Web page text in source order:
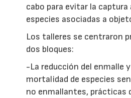
cabo para evitar la captura
especies asociadas a
Los talleres se centraron
dos bloques:
-La reducción del enmalle
mortalidad de especies
no enmallantes, prácticas